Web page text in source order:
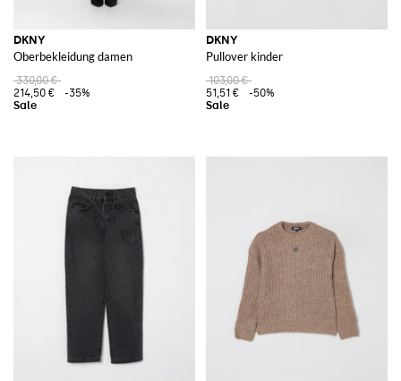
DKNY
Oberbekleidung damen
330,00 €
214,50 €
-35%
DKNY
Pullover kinder
103,00 €
51,51 €
-50%